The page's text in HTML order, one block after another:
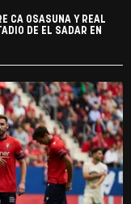
CA OSASUNA Y REAL
DE EL SADAR EN